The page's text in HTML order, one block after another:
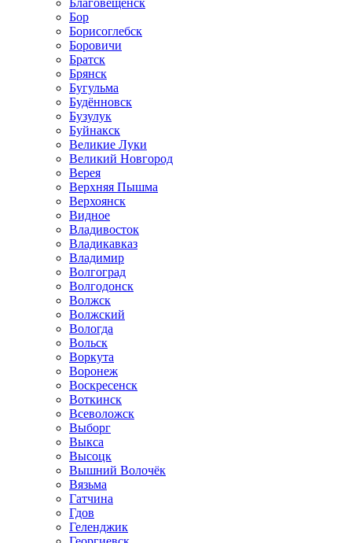
Благовещенск
Бор
Борисоглебск
Боровичи
Братск
Брянск
Бугульма
Будённовск
Бузулук
Буйнакск
Великие Луки
Великий Новгород
Верея
Верхняя Пышма
Верхоянск
Видное
Владивосток
Владикавказ
Владимир
Волгоград
Волгодонск
Волжск
Волжский
Вологда
Вольск
Воркута
Воронеж
Воскресенск
Воткинск
Всеволожск
Выборг
Выкса
Высоцк
Вышний Волочёк
Вязьма
Гатчина
Гдов
Геленджик